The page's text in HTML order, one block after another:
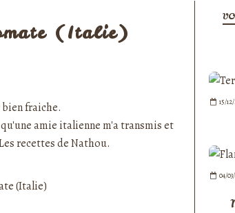
(Italie)
fraiche.
amie italienne m'a transmis et
recettes de Nathou.
15/
04/